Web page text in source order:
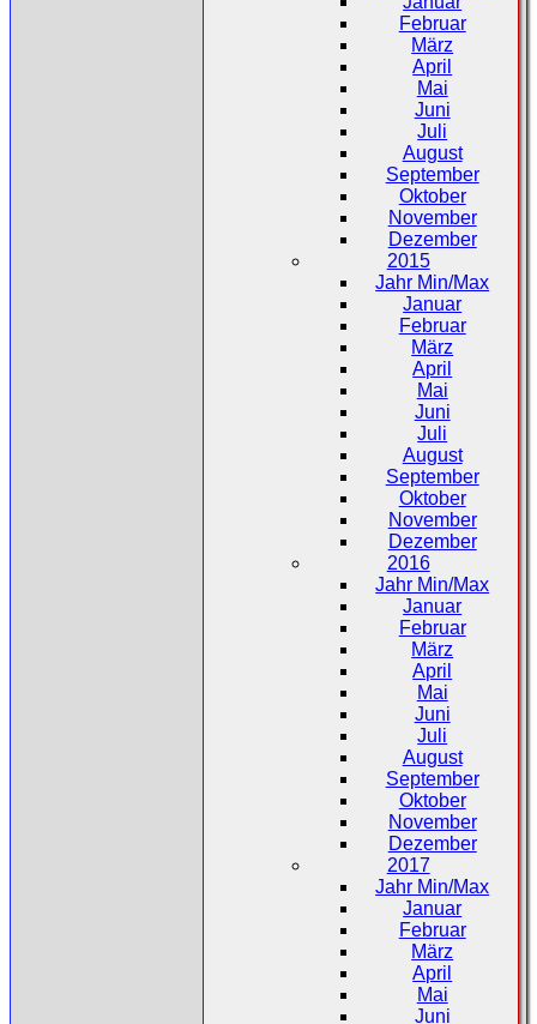
Februar
März
April
Mai
Juni
Juli
August
September
Oktober
November
Dezember
2015
Jahr Min/Max
Januar
Februar
März
April
Mai
Juni
Juli
August
September
Oktober
November
Dezember
2016
Jahr Min/Max
Januar
Februar
März
April
Mai
Juni
Juli
August
September
Oktober
November
Dezember
2017
Jahr Min/Max
Januar
Februar
März
April
Mai
Juni